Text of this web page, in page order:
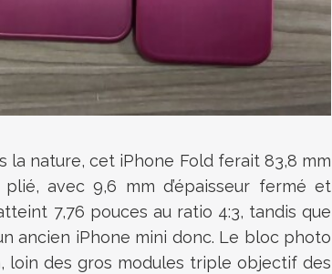
la nature, cet iPhone Fold ferait 83,8 mm
avec 9,6 mm d’épaisseur fermé et
7,76 pouces au ratio 4:3, tandis que
ancien iPhone mini donc. Le bloc photo
loin des gros modules triple objectif des